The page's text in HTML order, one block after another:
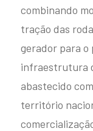
combinando
tração das
gerador para o
infraestrutura
abastecido
território